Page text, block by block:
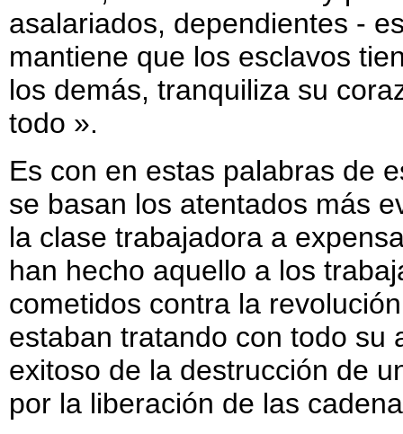
asalariados, dependientes -
mantiene que los esclavos
los demás, tranquiliza su
todo ».
Es con en estas palabras de
se basan los atentados más
la clase trabajadora a
han hecho aquello a los
cometidos contra la
estaban tratando con todo su
exitoso de la destrucción de
por la liberación de las